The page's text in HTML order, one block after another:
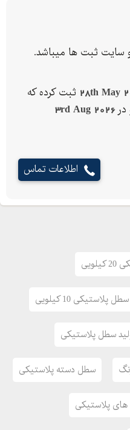
سایت ثبت ها میباشد.
28th May ثبت کرده که
3rd Aug 2026
اطلاعات تماس
سطل پلاستیکی 10 کیلویی
سطل پلاستیکی
سطل دسته پلاستیکی
های پلاستیکی